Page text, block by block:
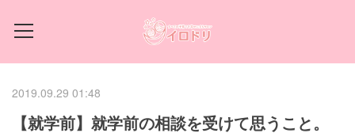
2019.09.29 01:48
【就学前】就学前の相談を受けて思うこと。